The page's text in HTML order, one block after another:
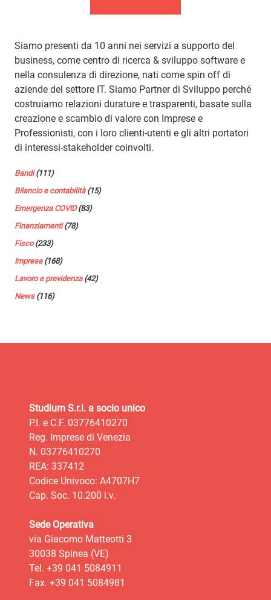
Siamo presenti da 10 anni nei servizi a supporto del
business, come centro di ricerca & sviluppo software e
nella consulenza di direzione, nati come spin off di
aziende del settore IT. Siamo Partner di Sviluppo perché
costruiamo relazioni durature e trasparenti, basate sulla
creazione e scambio di valore con Imprese e
Professionisti, con i loro clienti-utenti e gli altri portatori
di interessi-stakeholder coinvolti.
Bandi(111)
Bilancio e contabilità(15)
Emergenza COVID(83)
Finanziamenti(78)
Fisco(233)
Impresa(168)
Lavoro e previdenza(42)
News(116)
Studium S.r.l. a socio unico
P.I. e C.F. 03776410270
Reg. Imprese di Venezia
N. 03776410270
REA: 337412
Codice Univoco: A4707H7
Cap. Soc. 10.200 i.v.
Sede Operativa
via Giacomo Matteotti 3
30038 Spinea (VE)
Tel. +39 041 5084911
Fax. +39 041 5084981